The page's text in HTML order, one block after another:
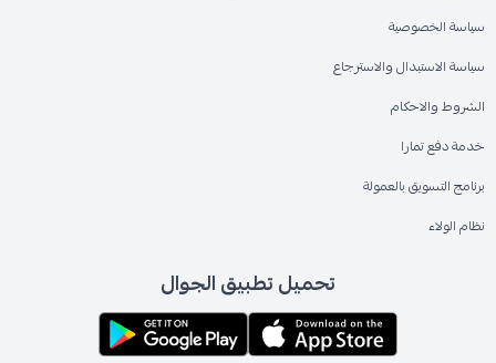
سياسة الخصوصية
سياسة الاستبدال والاسترجاع
الشروط والاحكام
خدمة دفع تمارا
برنامج التسويق بالعمولة
نظام الولاء
تحميل تطبيق الجوال